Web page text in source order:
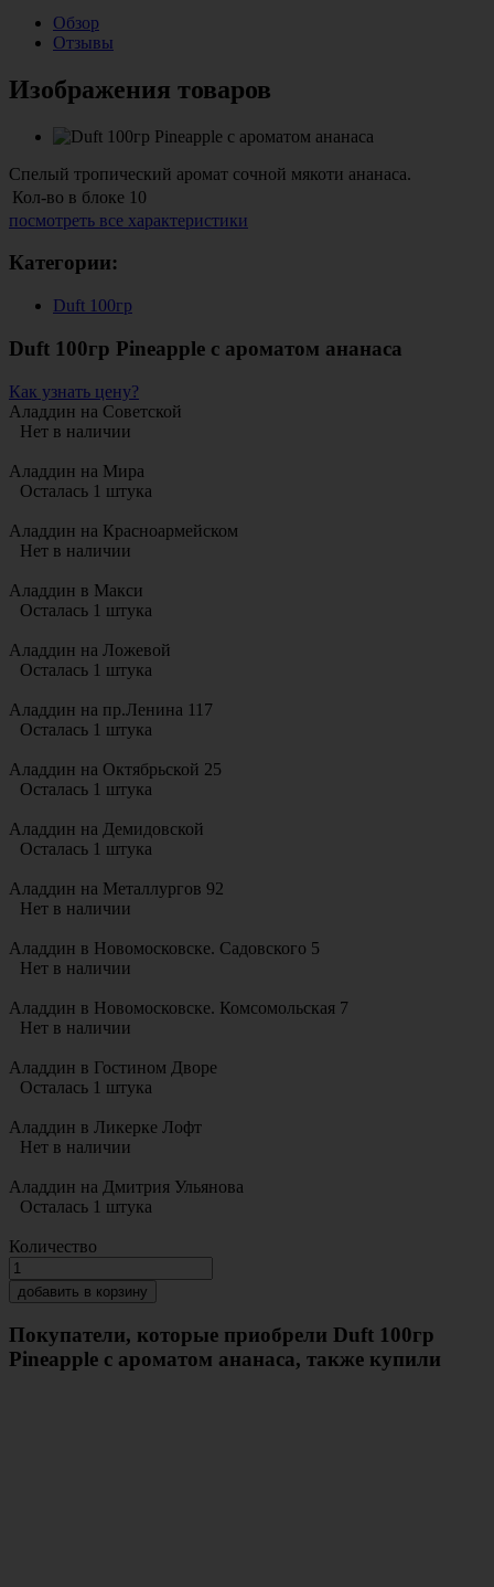
Обзор
Отзывы
Изображения товаров
Спелый тропический аромат сочной мякоти ананаса.
Кол-во в блоке 10
посмотреть все характеристики
Категории:
Duft 100гр
Duft 100гр Pineapple с ароматом ананаса
Как узнать цену?
Аладдин на Советской
Нет в наличии
Аладдин на Мира
Осталась 1 штука
Аладдин на Красноармейском
Нет в наличии
Аладдин в Макси
Осталась 1 штука
Аладдин на Ложевой
Осталась 1 штука
Аладдин на пр.Ленина 117
Осталась 1 штука
Аладдин на Октябрьской 25
Осталась 1 штука
Аладдин на Демидовской
Осталась 1 штука
Аладдин на Металлургов 92
Нет в наличии
Аладдин в Новомосковске. Садовского 5
Нет в наличии
Аладдин в Новомосковске. Комсомольская 7
Нет в наличии
Аладдин в Гостином Дворе
Осталась 1 штука
Аладдин в Ликерке Лофт
Нет в наличии
Аладдин на Дмитрия Ульянова
Осталась 1 штука
Количество
добавить в корзину
Покупатели, которые приобрели Duft 100гр
Pineapple с ароматом ананаса, также купили